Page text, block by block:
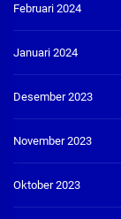
Februari 2024
Januari 2024
Desember 2023
November 2023
Oktober 2023